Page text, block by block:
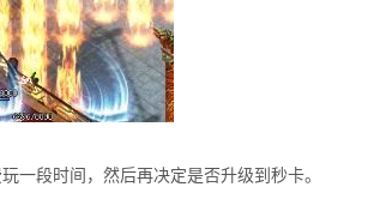
一段时间，然后再决定是否升级到秒卡。